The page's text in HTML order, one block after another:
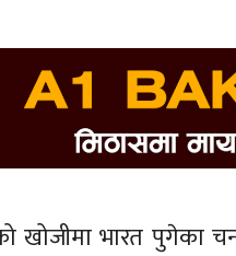
खोजीमा भारत पुगेका